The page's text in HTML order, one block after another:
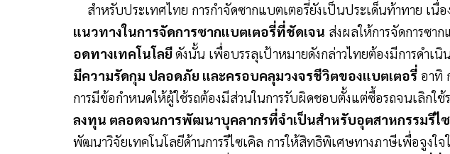
สำหรับประเทศไทย การกำจัดซากแบตเตอรี่ยังเป็นประเด็นท้าทาย เนื่อ
แนวทางในการจัดการซากแบตเตอรี่ที่ชัดเจน ส่งผลให้การจัดการซา
อดทางเทคโนโลยีดังนั้น เพื่อบรรลุเป้าหมายดังกล่าวไทยต้องมีการดำเ
มีความรัดกุม ปลอดภัย และครอบคลุมวงจรชีวิตของแบตเตอรี่อาทิ
การมีข้อกำหนดให้ผู้ใช้รถต้องมีส่วนในการรับผิดชอบตั้งแต่ซื้อรถจนเลิกใช้
ลงทุน ตลอดจนการพัฒนาบุคลากรที่จำเป็นสำหรับอุตสาหกรรมรีไซ
พัฒนาวิจัยเทคโนโลยีด้านการรีไซเคิล การให้สิทธิพิเศษทางภาษีเพื่อจูง